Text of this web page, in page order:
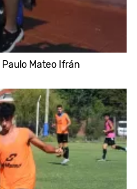
Mateo Ifrán